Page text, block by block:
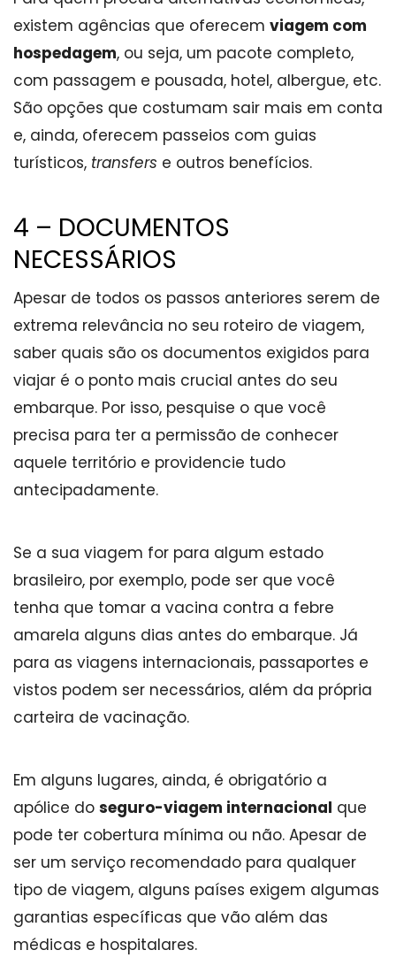
existem agências que oferecem viagem com
hospedagem, ou seja, um pacote completo,
com passagem e pousada, hotel, albergue, etc.
São opções que costumam sair mais em conta
e, ainda, oferecem passeios com guias
turísticos, transfers e outros benefícios.
4 – DOCUMENTOS
NECESSÁRIOS
Apesar de todos os passos anteriores serem de
extrema relevância no seu roteiro de viagem,
saber quais são os documentos exigidos para
viajar é o ponto mais crucial antes do seu
embarque. Por isso, pesquise o que você
precisa para ter a permissão de conhecer
aquele território e providencie tudo
antecipadamente.
Se a sua viagem for para algum estado
brasileiro, por exemplo, pode ser que você
tenha que tomar a vacina contra a febre
amarela alguns dias antes do embarque. Já
para as viagens internacionais, passaportes e
vistos podem ser necessários, além da própria
carteira de vacinação.
Em alguns lugares, ainda, é obrigatório a
apólice do seguro-viagem internacional que
pode ter cobertura mínima ou não. Apesar de
ser um serviço recomendado para qualquer
tipo de viagem, alguns países exigem algumas
garantias específicas que vão além das
médicas e hospitalares.